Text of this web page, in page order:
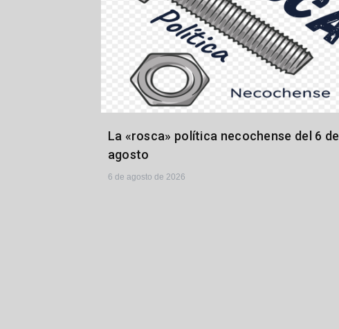
La «rosca» política necochense del 6 de
agosto
6 de agosto de 2026